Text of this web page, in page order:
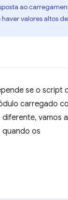
ao
valores altos
se o script
carregado
diferente, vamos
quando os